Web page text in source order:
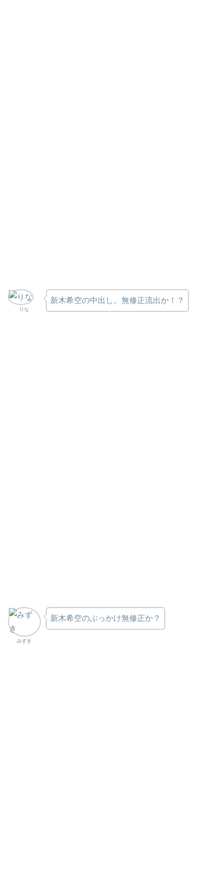
りな
新木希空の中出し。無修正流出か！？
みずき
新木希空のぶっかけ無修正か？